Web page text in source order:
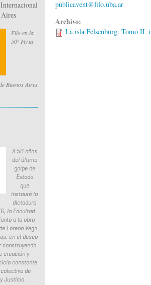
Filo en la
50º Feria
Buenos Aires
A 50 años
del último
golpe de
Estado
que
instauró la
dictadura
la Facultad
a la obra
Lorena Vega
en el deseo
construyendo
creación y
constante
de
Justicia.
publicavent@filo.uba.ar
Archivo:
La isla Felsenburg. Tomo